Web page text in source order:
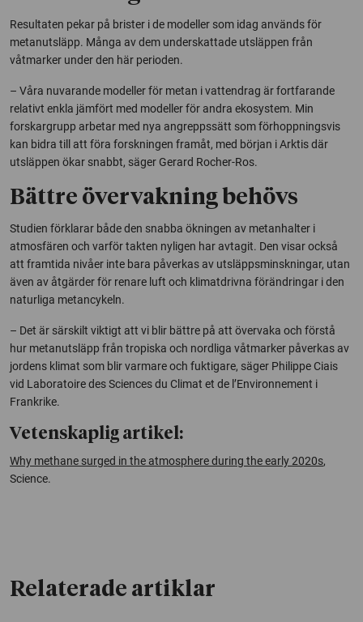
Resultaten pekar på brister i de modeller som idag används för
metanutsläpp. Många av dem underskattade utsläppen från
våtmarker under den här perioden.
– Våra nuvarande modeller för metan i vattendrag är fortfarande
relativt enkla jämfört med modeller för andra ekosystem. Min
forskargrupp arbetar med nya angreppssätt som förhoppningsvis
kan bidra till att föra forskningen framåt, med början i Arktis där
utsläppen ökar snabbt, säger Gerard Rocher-Ros.
Bättre övervakning behövs
Studien förklarar både den snabba ökningen av metanhalter i
atmosfären och varför takten nyligen har avtagit. Den visar också
att framtida nivåer inte bara påverkas av utsläppsminskningar, utan
även av åtgärder för renare luft och klimatdrivna förändringar i den
naturliga metancykeln.
– Det är särskilt viktigt att vi blir bättre på att övervaka och förstå
hur metanutsläpp från tropiska och nordliga våtmarker påverkas av
jordens klimat som blir varmare och fuktigare, säger Philippe Ciais
vid Laboratoire des Sciences du Climat et de l’Environnement i
Frankrike.
Vetenskaplig artikel:
Why methane surged in the atmosphere during the early 2020s,
Science.
Relaterade artiklar